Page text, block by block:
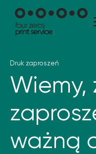
Druk zaproszeń
Wiemy,
ważną